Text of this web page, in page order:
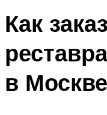
Как
в